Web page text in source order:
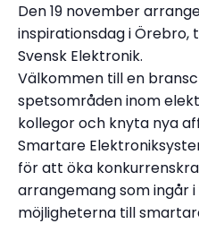
Den 19 november
inspirationsdag i
Svensk Elektronik.
Välkommen till en
spetsområden inom
kollegor och knyta nya
Smartare
för att öka
arrangemang som ingår
möjligheterna till